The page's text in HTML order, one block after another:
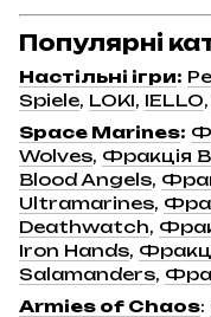
Популярні
Настільні ігри:
Spiele, LOKI, IELLO,
Space Marines:
Wolves, Фракція
Blood Angels,
Ultramarines,
Deathwatch,
Iron Hands,
Salamanders,
Armies of Chaos: